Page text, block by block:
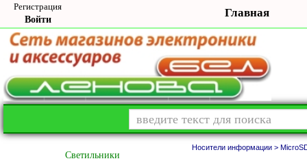
Регистрация
Войти
Главная
Cветильники
Носители информации >